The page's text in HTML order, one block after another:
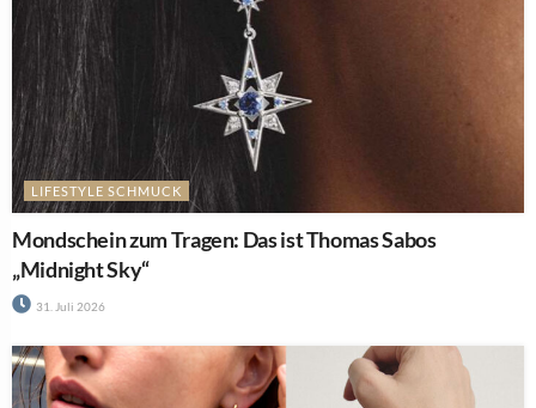
LIFESTYLE SCHMUCK
Mondschein zum Tragen: Das ist Thomas Sabos
„Midnight Sky“
31. Juli 2026